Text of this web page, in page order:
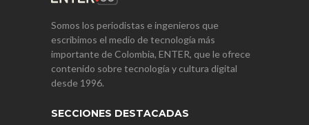
Somos los periodistas e ingenieros que
escribimos el medio de tecnología más
importante de Colombia, ENTER, que le ofrece
contenido sobre tecnología y cultura digital
desde 1996.
SECCIONES DESTACADAS